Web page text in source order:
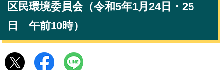
区民環境委員会（令和5年1月24日・25
日 午前10時）